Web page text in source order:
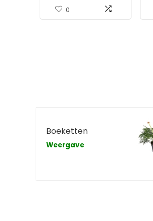
0
Boeketten
Weergave